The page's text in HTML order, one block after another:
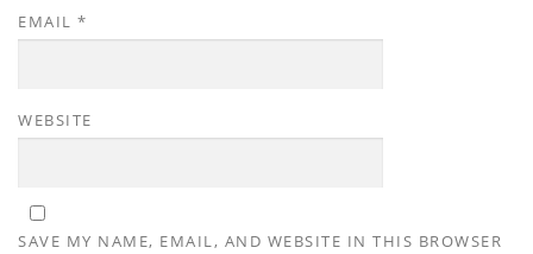
EMAIL *
WEBSITE
SAVE MY NAME, EMAIL, AND WEBSITE IN THIS BROWSER